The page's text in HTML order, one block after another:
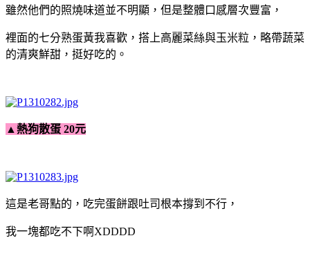
雖然他們的照燒味道並不明顯，但是整體口感層次豐富，
裡面的七分熟蛋黃我喜歡，搭上高麗菜絲與玉米粒，略帶蔬菜
的清爽鮮甜，挺好吃的。
▲ 熱狗散蛋 20元
這是老哥點的，吃完蛋餅跟吐司根本撐到不行，
我一塊都吃不下啊XDDDD